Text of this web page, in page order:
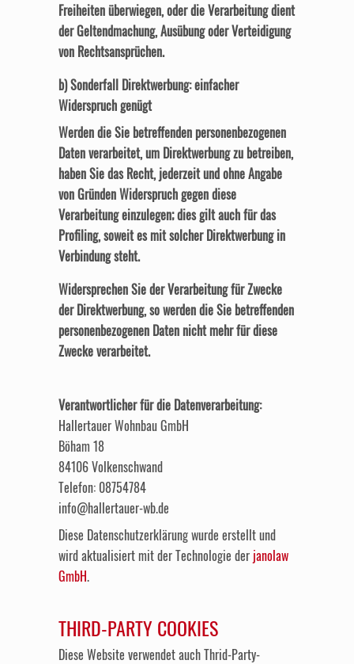
Freiheiten überwiegen, oder die Verarbeitung dient
der Geltendmachung, Ausübung oder Verteidigung
von Rechtsansprüchen.
b) Sonderfall Direktwerbung: einfacher
Widerspruch genügt
Werden die Sie betreffenden personenbezogenen
Daten verarbeitet, um Direktwerbung zu betreiben,
haben Sie das Recht, jederzeit und ohne Angabe
von Gründen Widerspruch gegen diese
Verarbeitung einzulegen; dies gilt auch für das
Profiling, soweit es mit solcher Direktwerbung in
Verbindung steht.
Widersprechen Sie der Verarbeitung für Zwecke
der Direktwerbung, so werden die Sie betreffenden
personenbezogenen Daten nicht mehr für diese
Zwecke verarbeitet.
Verantwortlicher für die Datenverarbeitung:
Hallertauer Wohnbau GmbH
Böham 18
84106 Volkenschwand
Telefon: 08754784
info@hallertauer-wb.de
Diese Datenschutzerklärung wurde erstellt und
wird aktualisiert mit der Technologie der janolaw
GmbH.
THIRD-PARTY COOKIES
Diese Website verwendet auch Thrid-Party-